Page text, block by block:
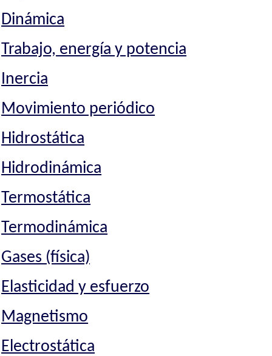
Dinámica
Trabajo, energía y potencia
Inercia
Movimiento periódico
Hidrostática
Hidrodinámica
Termostática
Termodinámica
Gases (física)
Elasticidad y esfuerzo
Magnetismo
Electrostática